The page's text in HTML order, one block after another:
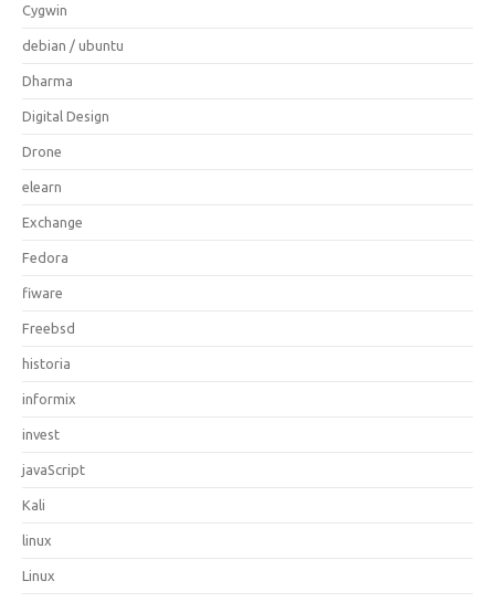
Cygwin
debian / ubuntu
Dharma
Digital Design
Drone
elearn
Exchange
Fedora
fiware
Freebsd
historia
informix
invest
javaScript
Kali
linux
Linux